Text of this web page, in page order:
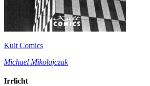
Kult Comics
Michael Mikolajczak
Irrlicht